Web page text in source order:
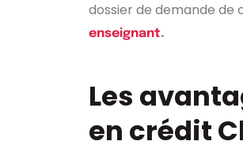
dossier de demande de
enseignant.
Les
en crédit